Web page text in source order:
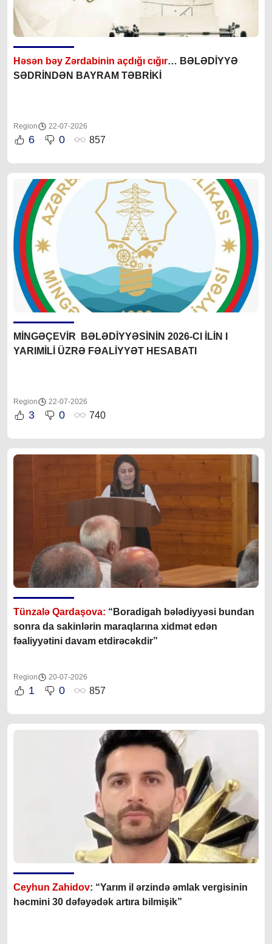
Həsən bəy Zərdabinin açdığı cığır… BƏLƏDİYYƏ
SƏDRİNDƏN BAYRAM TƏBRİKİ
Region 22-07-2026
6 0 857
MİNGƏÇEVİR BƏLƏDİYYƏSİNİN 2026-CI İLİN I
YARIMİLİ ÜZRƏ FƏALİYYƏT HESABATI
Region 22-07-2026
3 0 740
Tünzalə Qardaşova: “Boradigah bələdiyyəsi bundan
sonra da sakinlərin maraqlarına xidmət edən
fəaliyyətini davam etdirəcəkdir”
Region 20-07-2026
1 0 857
Ceyhun Zahidov: “Yarım il ərzində əmlak vergisinin
həcmini 30 dəfəyədək artıra bilmişik”